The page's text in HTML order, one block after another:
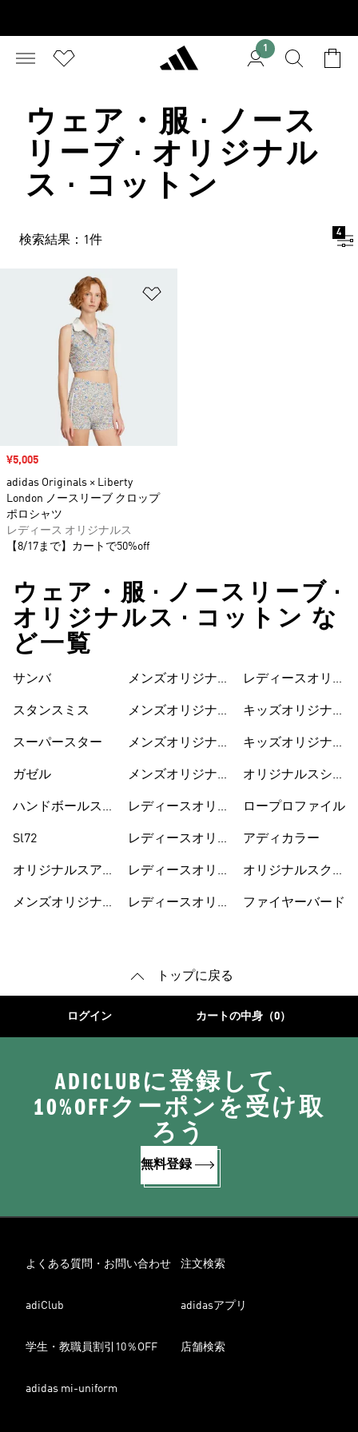
1
ウェア・服 · ノース
リーブ · オリジナル
ス · コットン
検索結果：1件
4
セール価格
¥5,005
adidas Originals × Liberty
London ノースリーブ クロップ
ポロシャツ
レディース オリジナルス
【8/17まで】カートで50%off
ウェア・服 • ノースリーブ •
オリジナルス • コットン な
ど一覧
サンバ
スタンスミス
スーパースター
ガゼル
ハンドボールスペ
Sl72
オリジナルスアク
メンズオリジナル
メンズオリジナル
メンズオリジナル
メンズオリジナル
メンズオリジナル
レディースオリジ
レディースオリジ
レディースオリジ
レディースオリジ
レディースオリジ
キッズオリジナル
キッズオリジナル
オリジナルスシュ
ロープロファイル
アディカラー
オリジナルスクラ
ファイヤーバード
トップに戻る
ログイン カートの中身（0）
ADICLUBに登録して、
10%OFFクーポンを受け取
ろう
無料登録
よくある質問・お問い合わせ 注文検索
adiClub adidasアプリ
学生・教職員割引10％OFF 店舗検索
adidas mi-uniform